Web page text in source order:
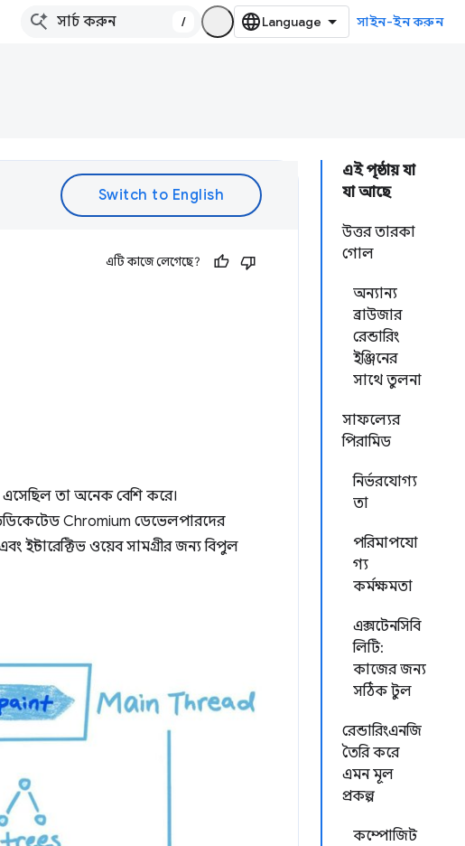
/ সাইন-ইন করুন
এই পৃষ্ঠায় যা
যা আছে
উত্তর তারকা
গোল
অন্যান্য
ব্রাউজার
রেন্ডারিং
ইঞ্জিনের
সাথে তুলনা
সাফল্যের
পিরামিড
নির্ভরযোগ্য
তা
পরিমাপযো
গ্য
কর্মক্ষমতা
এক্সটেনসিবি
লিটি:
কাজের জন্য
সঠিক টুল
রেন্ডারিংএনজি
তৈরি করে
এমন মূল
প্রকল্প
কম্পোজিট
এটি কাজে লেগেছে?
এসেছিল তা অনেক বেশি করে।
Chromium ডেভেলপারদের
ইন্টারেক্টিভ ওয়েব সামগ্রীর জন্য বিপুল